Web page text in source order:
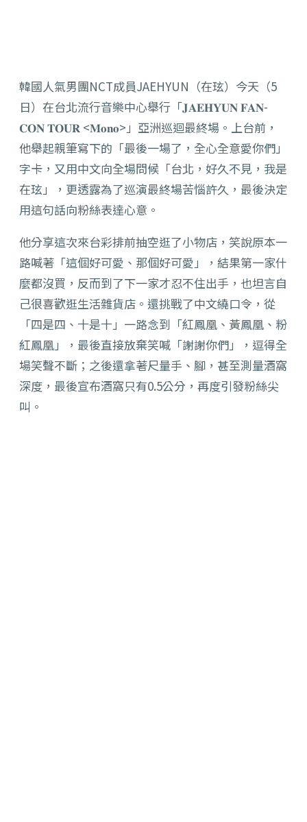
韓國人氣男團NCT成員JAEHYUN（在玹）今天（5
日） 在台北流行音樂中心舉行「𝐉𝐀𝐄𝐇𝐘𝐔𝐍 𝐅𝐀𝐍-
𝐂𝐎𝐍 𝐓𝐎𝐔𝐑 <𝐌𝐨𝐧𝐨>」亞洲巡迴最終場。上台前，
他舉起親筆寫下的「最後一場了，全心全意愛你們」
字卡，又用中文向全場問候「台北， 好久不見，我是
在玹」，更透露為了巡演最終場苦惱許久， 最後決定
用這句話向粉絲表達心意。
他分享這次來台彩排前抽空逛了小物店，笑說原本一
路喊著「這個好可愛、那個好可愛」，結果第一家什
麼都沒買， 反而到了下一家才忍不住出手，也坦言自
己很喜歡逛生活雜貨店。 還挑戰了中文繞口令，從
「四是四、十是十」一路念到「紅鳳凰、 黃鳳凰、粉
紅鳳凰」，最後直接放棄笑喊「謝謝你們」， 逗得全
場笑聲不斷；之後還拿著尺量手、腳，甚至測量酒窩
深度， 最後宣布酒窩只有0.5公分，再度引發粉絲尖
叫。